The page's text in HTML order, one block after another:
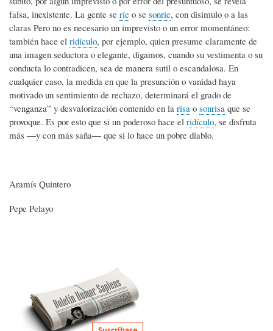
falsa, inexistente. La gente se ríe o se sonríe, con disimulo o a las
claras Pero no es necesario un imprevisto o un error momentáneo:
también hace el ridículo, por ejemplo, quien presume claramente de
una imagen seductora o elegante, digamos, cuando su vestimenta o su
conducta lo contradicen, sea de manera sutil o escandalosa. En
cualquier caso, la medida en que la presunción o vanidad haya
motivado un sentimiento de rechazo, determinará el grado de
“venganza” y desvalorización contenido en la risa o sonrisa que se
provoque. Es por esto que si un poderoso hace el ridículo, se disfruta
más ―y con más saña― que si lo hace un pobre diablo.
Aramís Quintero
Pepe Pelayo